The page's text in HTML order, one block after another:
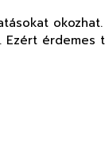
érdemes